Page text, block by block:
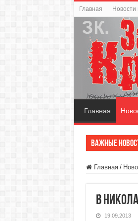
Главная Новости
Главная
Важные
Главная /
В
19.09.2013